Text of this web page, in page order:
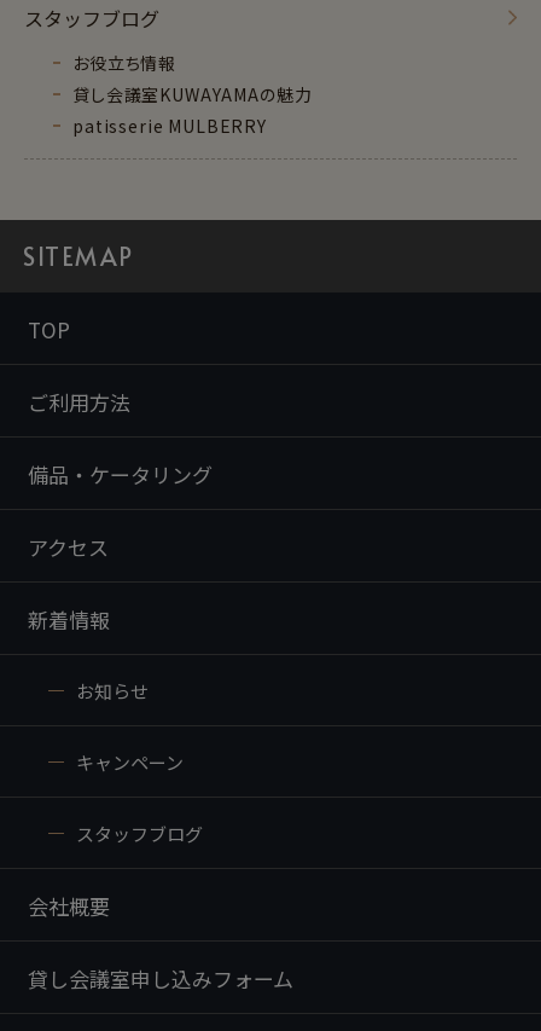
スタッフブログ
お役立ち情報
貸し会議室KUWAYAMAの魅力
patisserie MULBERRY
SITEMAP
TOP
ご利用方法
備品・ケータリング
アクセス
新着情報
お知らせ
キャンペーン
スタッフブログ
会社概要
貸し会議室申し込みフォーム